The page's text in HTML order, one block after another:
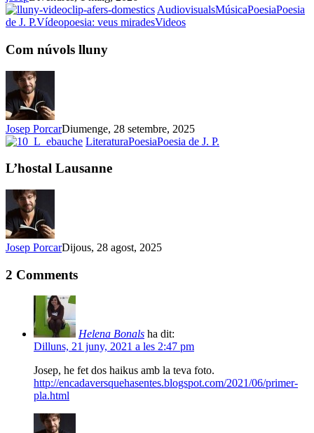
AudiovisualsMúsicaPoesiaPoesia
de J. P.Vídeopoesia: veus miradesVideosCom
Com núvols lluny
Josep PorcarDiumenge, 28 setembre, 2025
LiteraturaPoesiaPoesia de J. P.
L’hostal Lausanne
Josep PorcarDijous, 28 agost, 2025
2 Comments
Helena Bonals ha dit:
Dilluns, 21 juny, 2021 a les 2:47 pm
Josep, he fet dos haikus amb la teva foto.
http://encadaversquehasentes.blogspot.com/2021/06/primer-
pla.html